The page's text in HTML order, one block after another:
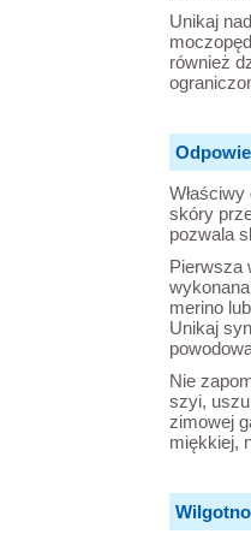
Unikaj
również
skóry
pozwala
Pierwsza
merino
Unikaj
Nie
szyi,
zimowej
miękkiej,